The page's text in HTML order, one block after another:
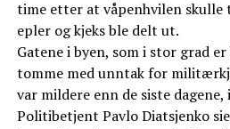
time etter at våpenhvilen skulle
epler og kjeks ble delt ut.
Gatene i byen, som i stor grad
tomme med unntak for
var mildere enn de siste dagene,
Politibetjent Pavlo Diatsjenko